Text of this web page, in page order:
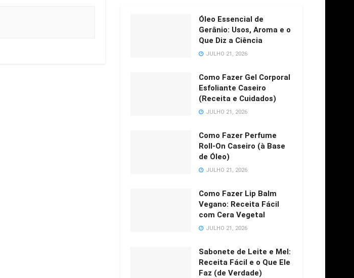
Óleo Essencial de
Gerânio: Usos, Aroma e o
Que Diz a Ciência
JULHO 21, 2026
Como Fazer Gel Corporal
Esfoliante Caseiro
(Receita e Cuidados)
JULHO 21, 2026
Como Fazer Perfume
Roll-On Caseiro (à Base
de Óleo)
JULHO 21, 2026
Como Fazer Lip Balm
Vegano: Receita Fácil
com Cera Vegetal
JULHO 21, 2026
Sabonete de Leite e Mel:
Receita Fácil e o Que Ele
Faz (de Verdade)